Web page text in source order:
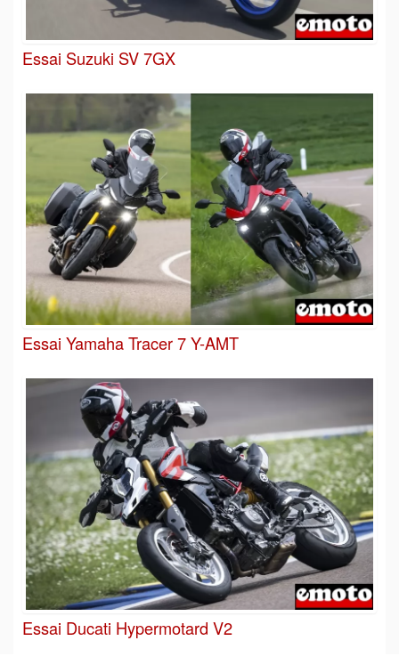
Essai Suzuki SV 7GX
Essai Yamaha Tracer 7 Y-AMT
Essai Ducati Hypermotard V2